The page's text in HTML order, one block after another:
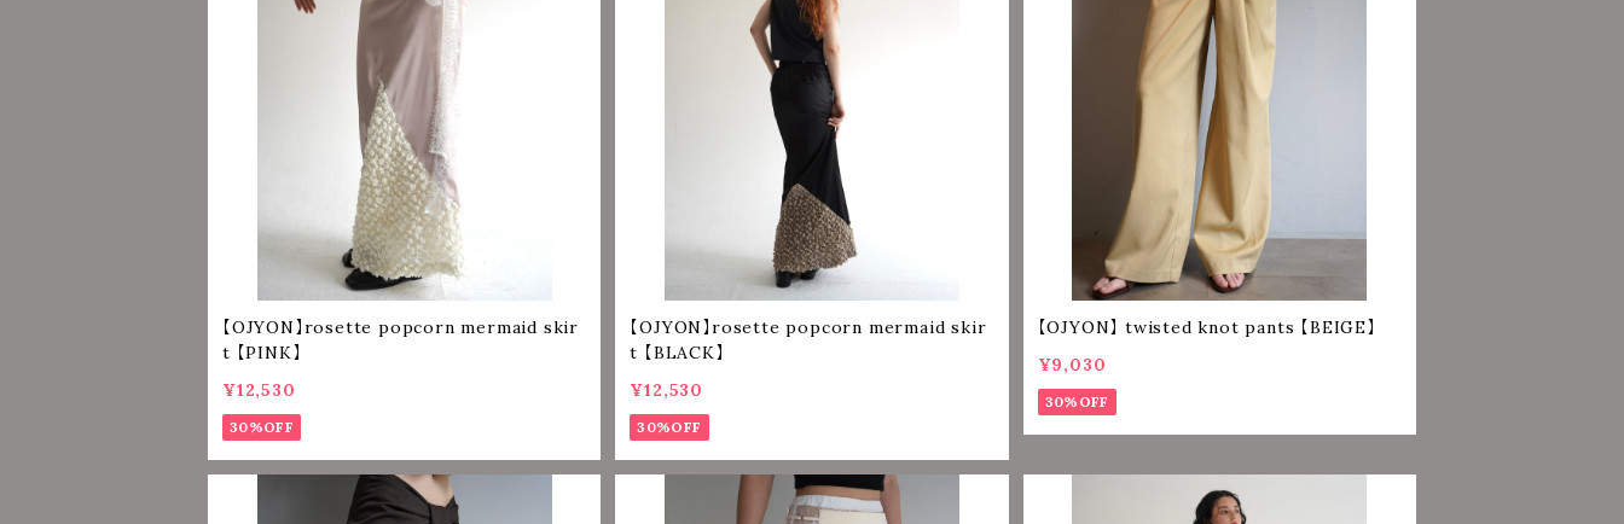
【OJYON】rosette popcorn mermaid skir
t 【PINK】
¥12,530
30%OFF
【OJYON】rosette popcorn mermaid skir
t 【BLACK】
¥12,530
30%OFF
【OJYON】 twisted knot pants 【BEIGE】
¥9,030
30%OFF